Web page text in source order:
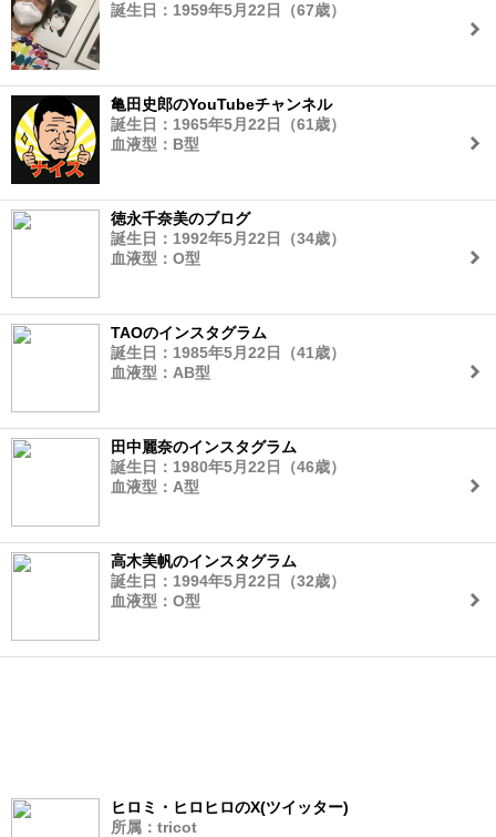
誕生日：1959年5月22日（67歳）
亀田史郎のYouTubeチャンネル
誕生日：1965年5月22日（61歳）
血液型：B型
徳永千奈美のブログ
誕生日：1992年5月22日（34歳）
血液型：O型
TAOのインスタグラム
誕生日：1985年5月22日（41歳）
血液型：AB型
田中麗奈のインスタグラム
誕生日：1980年5月22日（46歳）
血液型：A型
高木美帆のインスタグラム
誕生日：1994年5月22日（32歳）
血液型：O型
ヒロミ・ヒロヒロのX(ツイッター)
所属：tricot